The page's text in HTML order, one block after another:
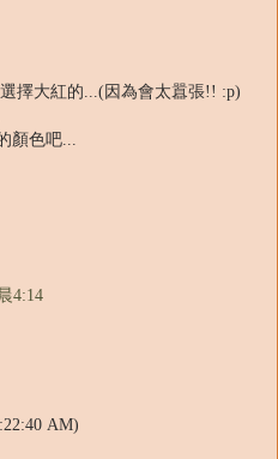
擇大紅的...(因為會太囂張!! :p)
顏色吧...
4:14
AM)